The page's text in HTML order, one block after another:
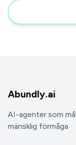
Abundly.ai
AI-agenter som
mänsklig förmåga